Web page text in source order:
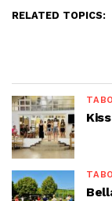
RELATED TOPICS: